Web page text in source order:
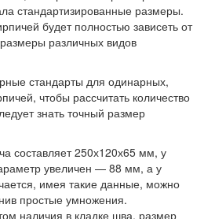
стандартизированные размеры.
будет полностью зависеть от
различных видов
стандарты для одинарных,
чтобы рассчитать количество
знать точный размер
составляет 250х120х65 мм, у
увеличен — 88 мм, а у
имея такие данные, можно
простые умножения.
наличия в кладке шва, размер